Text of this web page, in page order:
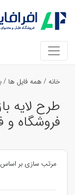
خانه / همه فایل ها /
طرح لایه
فروشگاه
مرتب سازی بر